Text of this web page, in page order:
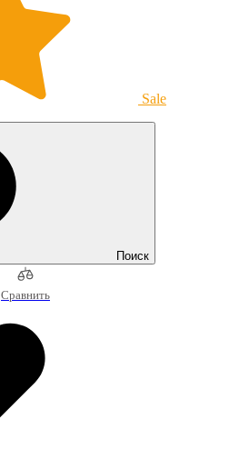
Sale
Поиск
Сравнить